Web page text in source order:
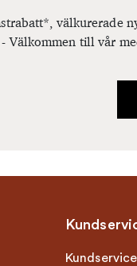
välkurerade
Välkommen till vår
Kundservice